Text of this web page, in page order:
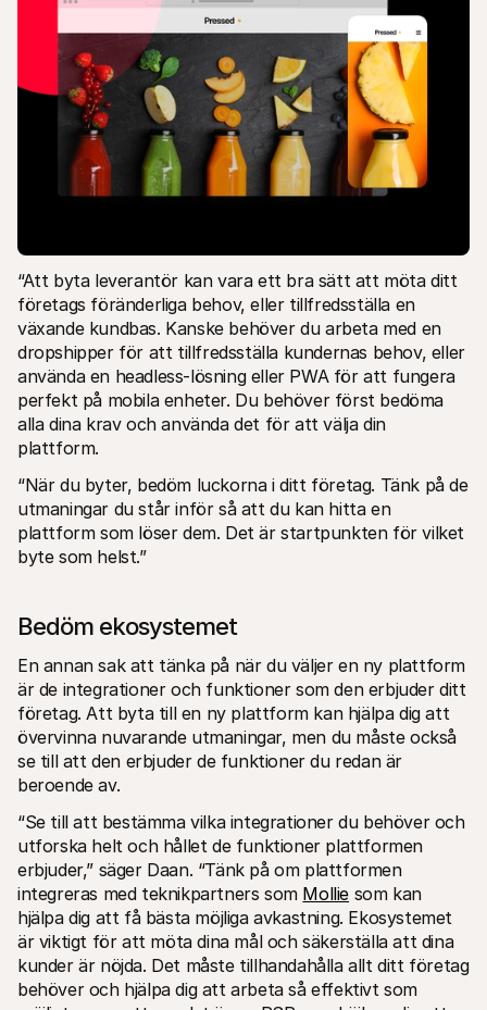
“Att byta leverantör kan vara ett bra sätt att möta ditt
företags föränderliga behov, eller tillfredsställa en
växande kundbas. Kanske behöver du arbeta med en
dropshipper för att tillfredsställa kundernas behov, eller
använda en headless-lösning eller PWA för att fungera
perfekt på mobila enheter. Du behöver först bedöma
alla dina krav och använda det för att välja din
plattform.
“När du byter, bedöm luckorna i ditt företag. Tänk på de
utmaningar du står inför så att du kan hitta en
plattform som löser dem. Det är startpunkten för vilket
byte som helst.”
Bedöm ekosystemet
En annan sak att tänka på när du väljer en ny plattform
är de integrationer och funktioner som den erbjuder ditt
företag. Att byta till en ny plattform kan hjälpa dig att
övervinna nuvarande utmaningar, men du måste också
se till att den erbjuder de funktioner du redan är
beroende av.
“Se till att bestämma vilka integrationer du behöver och
utforska helt och hållet de funktioner plattformen
erbjuder,” säger Daan. “Tänk på om plattformen
integreras med teknikpartners som Mollie som kan
hjälpa dig att få bästa möjliga avkastning. Ekosystemet
är viktigt för att möta dina mål och säkerställa att dina
kunder är nöjda. Det måste tillhandahålla allt ditt företag
behöver och hjälpa dig att arbeta så effektivt som